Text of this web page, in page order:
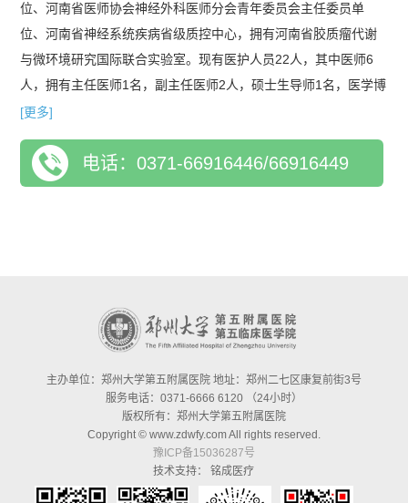
位、河南省医师协会神经外科医师分会青年委员会主任委员单
位、河南省神经系统疾病省级质控中心，拥有河南省胶质瘤代谢
与微环境研究国际联合实验室。现有医护人员22人，其中医师6
人，拥有主任医师1名，副主任医师2人，硕士生导师1名，医学博
士5名。科室可常规开展神经外科各亚专业领域手术，在颅脑外
伤、脑出血、脑积水、脑肿瘤（复杂颅底肿瘤、脑膜瘤、胶质
瘤、垂体瘤、颅咽管瘤、脊髓肿瘤、听神经瘤等）、脑血管疾病
（动脉瘤、动静脉畸形、烟雾病、血管狭窄等）、功能性疾病
痫的系统化外科评估与治疗，如致痫灶定位与切除术、SEEG技
术、VNS植入术、Wada实验等；颅内-颅外血管搭桥治疗缺血性
（SCS）植入促醒术；颅脑肿瘤显微切除术；颅内动脉瘤和脑血
管畸形手术及血管内介入治疗；立体定向穿刺活检等方面在省内
具有明显的优势。
[更多]
电话：0371-66916446/66916449
主办单位：郑州大学第五附属医院 地址：郑州二七区康复前街3号
服务电话：0371-6666 6120 （24小时）
版权所有：郑州大学第五附属医院
Copyright © www.zdwfy.com All rights reserved.
豫ICP备15036287号
技术支持：铭成医疗